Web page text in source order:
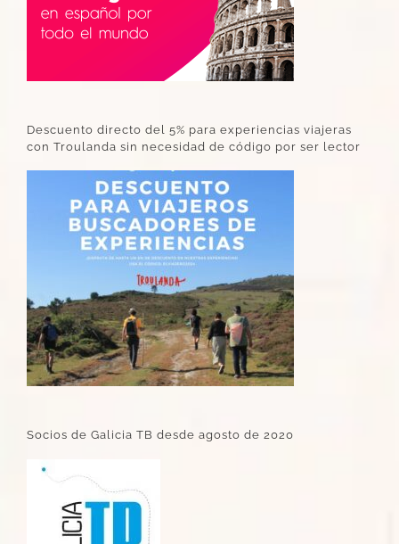
Descuento directo del 5% para experiencias viajeras
con Troulanda sin necesidad de código por ser lector
Socios de Galicia TB desde agosto de 2020